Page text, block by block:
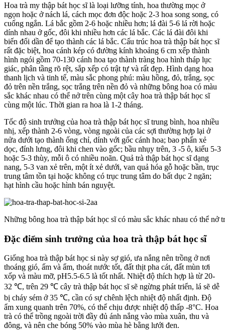
Hoa trà my thập bát học sĩ là loại lưỡng tính, hoa thường mọc ở
ngọn hoặc ở nách lá, cách mọc đơn độc hoặc 2-3 hoa song song, có
cuống ngắn. Lá bắc gồm 2-6 hoặc nhiều hơn; lá đài 5-6 lá rời hoặc
dính nhau ở gốc, đôi khi nhiều hơn các lá bắc. Các lá đài đôi khi
biến đổi dần để tạo thành các lá bắc. Cấu trúc hoa trà thập bát học sĩ
rất đặc biệt, hoa cánh kép có đường kính khoảng 6 cm xếp thành
hình ngói gồm 70-130 cánh hoa tạo thành tràng hoa hình tháp lục
giác, phân tầng rõ rệt, sắp xếp có trật tự và rất đẹp. Hình dạng hoa
thanh lịch và tinh tế, màu sắc phong phú: màu hồng, đỏ, trắng, sọc
đỏ trên nền trắng, sọc trắng trên nền đỏ và những bông hoa có màu
sắc khác nhau có thể nở trên cùng một cây hoa trà thập bát học sĩ
cùng một lúc. Thời gian ra hoa là 1-2 tháng.
Tốc độ sinh trưởng của hoa trà thập bát học sĩ trung bình, hoa nhiều
nhị, xếp thành 2-6 vòng, vòng ngoài của các sợi thường hợp lại ở
nửa dưới tạo thành ống chỉ, dính với gốc cánh hoa; bao phấn xẻ
dọc, đính lưng, đôi khi chen vào gốc; bầu nhụy trên, 3 -5 ô, kiểu 5-3
hoặc 5-3 thùy, mỗi ô có nhiều noãn. Quả trà thập bát học sĩ dạng
nang, 5-3 van xẻ trên, một ít xẻ dưới, van quả hóa gỗ hoặc bần, trục
trung tâm tồn tại hoặc không có trục trung tâm do bất dục 2 ngăn;
hạt hình cầu hoặc hình bán nguyệt.
Những bông hoa trà thập bát học sĩ có màu sắc khác nhau có thể nở
Đặc điểm sinh trưởng của hoa trà thập bát học sĩ
Giống hoa trà thập bát học si này sợ gió, ưa nắng nên trồng ở nơi
thoáng gió, ấm và ẩm, thoát nước tốt, đất thịt pha cát, đất mùn tơi
xốp và màu mỡ, pH5.5-6.5 là tốt nhất. Nhiệt độ thích hợp là từ 20-
32 ℃, trên 29 ℃ cây trà thập bát học sĩ sẽ ngừng phát triển, lá sẽ dễ
bị cháy sém ở 35 ℃, cần có sự chênh lệch nhiệt độ nhất định. Độ
ẩm xung quanh trên 70%, có thể chịu được nhiệt độ thấp -8°C. Hoa
trà có thể trồng ngoài trời đầy đủ ánh nắng vào mùa xuân, thu và
đông, và nên che bóng 50% vào mùa hè bằng lưới đen.